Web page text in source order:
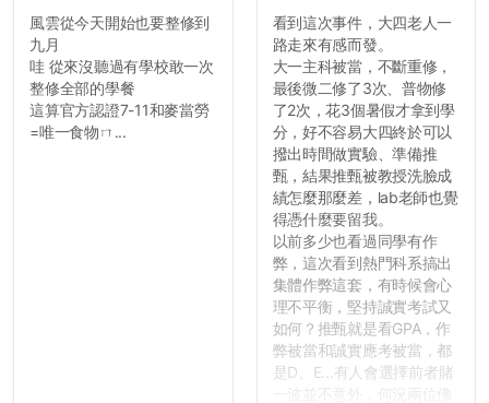
風雲從今天開始也要整修到
九月
哇 從來沒聽過有學校敢一次
整修全部的學餐
這算官方認證7-11和麥當勞
=唯一食物ㄇ...
看到這次事件，大四老人一
路走來有感而發。
大一主科被當，不斷重修，
最後微二修了3次、普物修
了2次，花3個暑假才拿到學
分，好不容易大四終於可以
撥出時間做實驗、準備推
甄，結果推甄被教授洗臉成
績怎麼那麼差，lab老師也覺
得憑什麼要留我。
以前多少也看過同學有作
弊，這次看到熱門科系搞出
集體作弊這套，有時候會心
理不平衡，堅持誠實考試又
如何？推甄就是看GPA，作
弊被當和誠實應考被當，都
是D、E...有人會選擇前者賭
一波並不意外，何況兩位佛